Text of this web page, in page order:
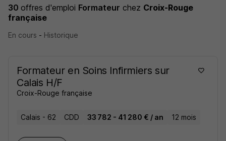
30 offres d'emploi Formateur chez Croix-Rouge
française
En cours - Historique
Formateur en Soins Infirmiers sur
Calais H/F
Croix-Rouge française
Calais - 62 CDD 33 782 - 41 280 € / an 12 mois